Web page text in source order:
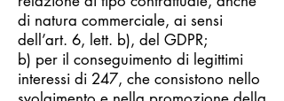
di natura commerciale, ai sensi
dell’art. 6, lett. b), del GDPR;
b) per il conseguimento di legittimi
interessi di 247, che consistono nello